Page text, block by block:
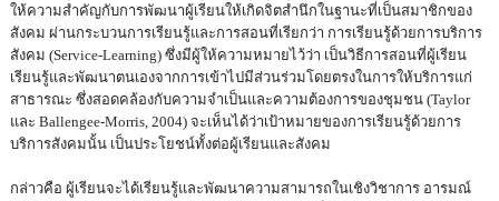
ให้ความสำคัญกับการพัฒนาผู้เรียนให้เกิดจิตสำนึกในฐานะที่เป็นสมาชิกของ
สังคม ผ่านกระบวนการเรียนรู้และการสอนที่เรียกว่า การเรียนรู้ด้วยการบริการ
สังคม (Service-Learning) ซึ่งมีผู้ให้ความหมายไว้ว่า เป็นวิธีการสอนที่ผู้เรียน
เรียนรู้และพัฒนาตนเองจากการเข้าไปมีส่วนร่วมโดยตรงในการให้บริการแก่
สาธารณะ ซึ่งสอดคล้องกับความจำเป็นและความต้องการของชุมชน (Taylor
และ Ballengee-Morris, 2004) จะเห็นได้ว่าเป้าหมายของการเรียนรู้ด้วยการ
บริการสังคมนั้น เป็นประโยชน์ทั้งต่อผู้เรียนและสังคม
กล่าวคือ ผู้เรียนจะได้เรียนรู้และพัฒนาความสามารถในเชิงวิชาการ อารมณ์